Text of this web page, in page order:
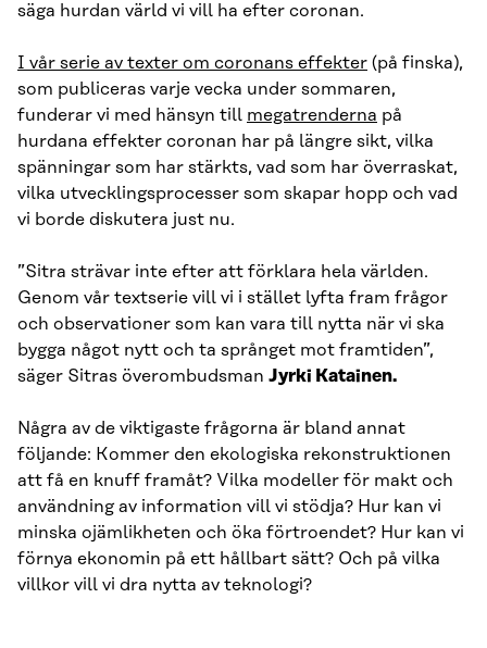
säga hurdan värld vi vill ha efter coronan.
I vår serie av texter om coronans effekter (på finska),
som publiceras varje vecka under sommaren,
funderar vi med hänsyn till megatrenderna på
hurdana effekter coronan har på längre sikt, vilka
spänningar som har stärkts, vad som har överraskat,
vilka utvecklingsprocesser som skapar hopp och vad
vi borde diskutera just nu.
”Sitra strävar inte efter att förklara hela världen.
Genom vår textserie vill vi i stället lyfta fram frågor
och observationer som kan vara till nytta när vi ska
bygga något nytt och ta språnget mot framtiden”,
säger Sitras överombudsman Jyrki Katainen.
Några av de viktigaste frågorna är bland annat
följande: Kommer den ekologiska rekonstruktionen
att få en knuff framåt? Vilka modeller för makt och
användning av information vill vi stödja? Hur kan vi
minska ojämlikheten och öka förtroendet? Hur kan vi
förnya ekonomin på ett hållbart sätt? Och på vilka
villkor vill vi dra nytta av teknologi?